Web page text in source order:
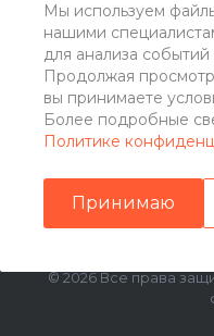
Мы используем
нашими
для анализа
Продолжая
вы принимаете
Более подробные
Политике
Принимаю
г. Москва, г.
© 2026 Все права